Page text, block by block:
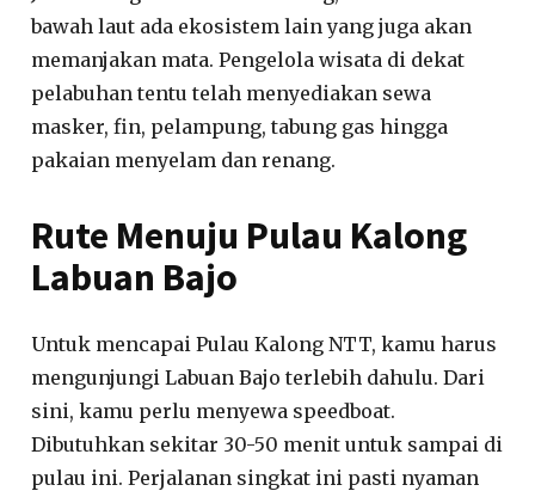
bawah laut ada ekosistem lain yang juga akan
memanjakan mata. Pengelola wisata di dekat
pelabuhan tentu telah menyediakan sewa
masker, fin, pelampung, tabung gas hingga
pakaian menyelam dan renang.
Rute Menuju Pulau Kalong
Labuan Bajo
Untuk mencapai Pulau Kalong NTT, kamu harus
mengunjungi Labuan Bajo terlebih dahulu. Dari
sini, kamu perlu menyewa speedboat.
Dibutuhkan sekitar 30-50 menit untuk sampai di
pulau ini. Perjalanan singkat ini pasti nyaman